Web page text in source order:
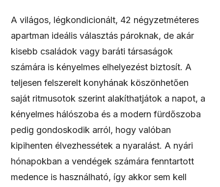
A világos, légkondicionált, 42 négyzetméteres
apartman ideális választás pároknak, de akár
kisebb családok vagy baráti társaságok
számára is kényelmes elhelyezést biztosít. A
teljesen felszerelt konyhának köszönhetően
saját ritmusotok szerint alakíthatjátok a napot, a
kényelmes hálószoba és a modern fürdőszoba
pedig gondoskodik arról, hogy valóban
kipihenten élvezhessétek a nyaralást. A nyári
hónapokban a vendégek számára fenntartott
medence is használható, így akkor sem kell